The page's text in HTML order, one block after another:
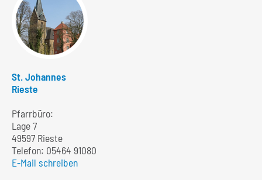
St. Johannes
Rieste
Pfarrbüro:
Lage 7
49597 Rieste
Telefon: 05464 91080
E-Mail schreiben